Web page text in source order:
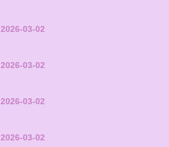
2026-03-02
2026-03-02
2026-03-02
2026-03-02